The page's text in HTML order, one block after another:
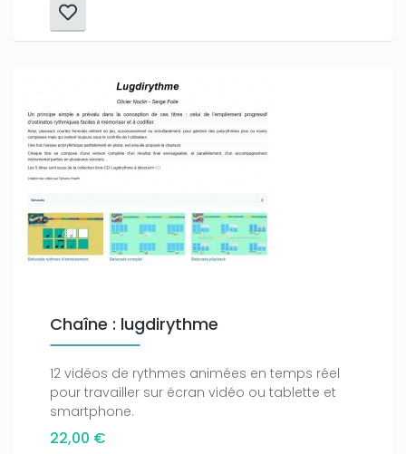
Chaîne : lugdirythme
12 vidéos de rythmes animées en temps réel
pour travailler sur écran vidéo ou tablette et
smartphone.
22,00 €